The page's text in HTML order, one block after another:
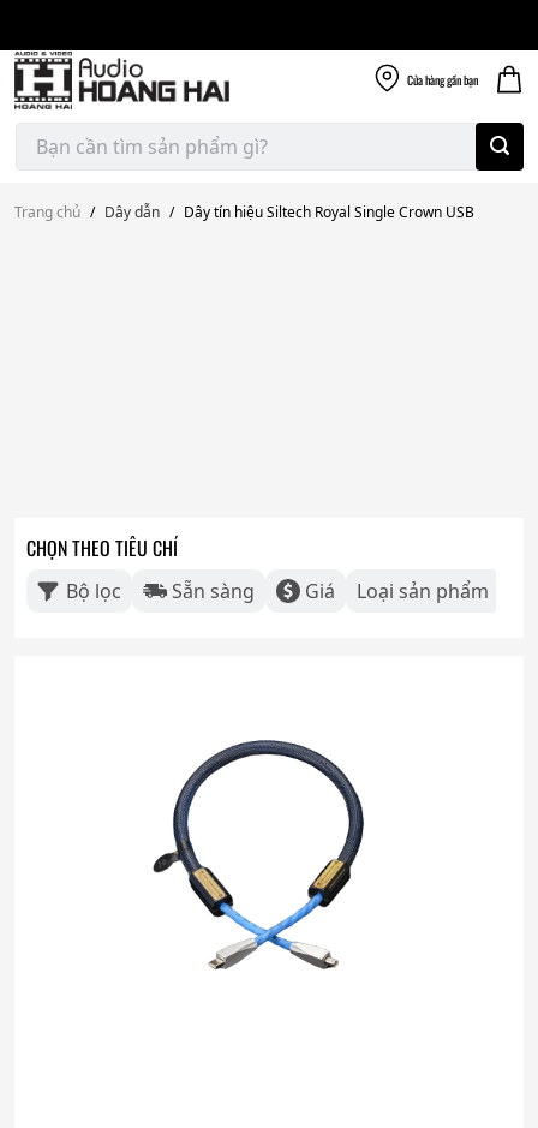
content
Cửa hànggần bạn
Tìm
kiếm:
Trang chủ / Dây dẫn / Dây tín hiệu Siltech Royal Single Crown USB
CHỌN THEO TIÊU CHÍ
Bộ lọc Sẵn sàng Giá Loại sản phẩm